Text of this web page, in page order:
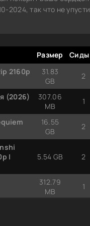
так что не
Размер Сиды
2160p
31.83
GB
2
(2026)
307.06
MB
1
16.55
GB
2
|
5.54 GB 2
312.79
MB
1